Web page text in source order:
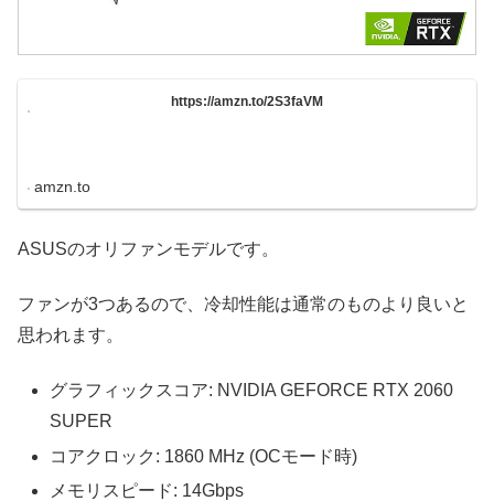
https://amzn.to/2S3faVM
amzn.to
ASUSのオリファンモデルです。
ファンが3つあるので、冷却性能は通常のものより良いと
思われます。
グラフィックスコア: NVIDIA GEFORCE RTX 2060
SUPER
コアクロック: 1860 MHz (OCモード時)
メモリスピード: 14Gbps